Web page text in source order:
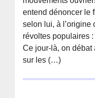
entend dénoncer le
selon lui, à l’origine
révoltes populaires
Ce jour-là, on débat
sur les (…)